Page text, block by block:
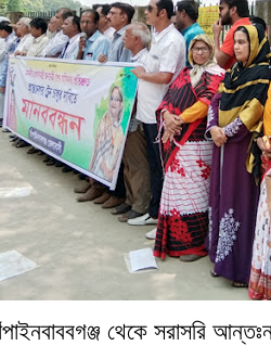
থেকে সরাসরি